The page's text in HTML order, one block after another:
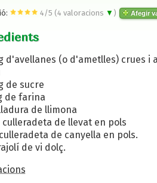
4 /5 (4 valoracions ▼ ) Afegir
d'avellanes (o d'ametlles) crues i
de sucre
de farina
de llimona
culleradeta de llevat en pols
de canyella en pols.
de vi dolç.